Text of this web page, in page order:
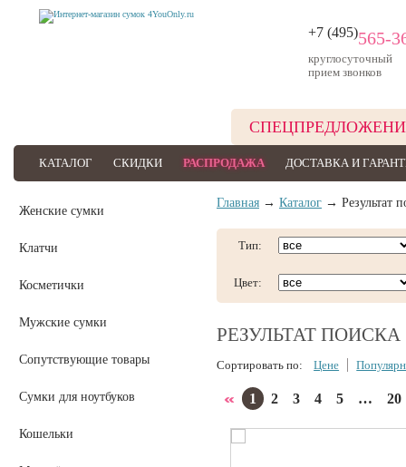
+7 (495)565-
круглосуточный
прием звонков
КАТАЛОГ СКИДКИ РАСПРОДАЖА ДОСТАВКА И
Женские сумки
Клатчи
Косметички
Мужские сумки
Сопутствующие товары
Сумки для ноутбуков
Кошельки
Главная → Каталог → Результат
Тип:
Цвет:
РЕЗУЛЬТАТ ПОИСКА
Сортировать по: Цене
1 2 3 4 5 … 20